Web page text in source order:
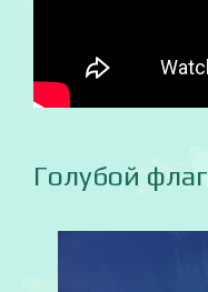
Голубой флаг